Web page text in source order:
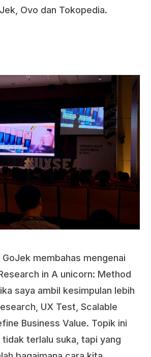
Ovo dan Tokopedia.
membahas mengenai
in A unicorn: Method
saya ambil kesimpulan lebih
UX Test, Scalable
Business Value. Topik ini
terlalu suka, tapi yang